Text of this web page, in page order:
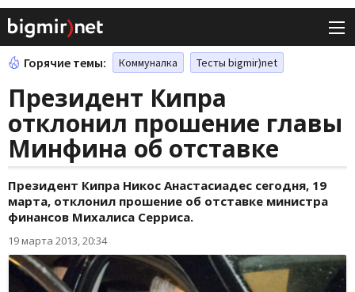
Горячие темы: Коммуналка Тесты bigmir)net
Президент Кипра
отклонил прошение главы
Минфина об отставке
Президент Кипра Никос Анастасиадес сегодня, 19
марта, отклонил прошение об отставке министра
финансов Михалиса Серриса.
19 марта 2013, 20:34